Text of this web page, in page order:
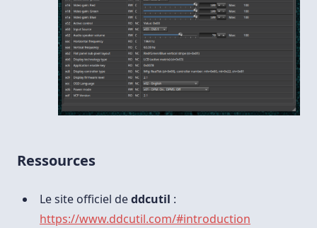
Ressources
Le site officiel deddcutil :
https://www.ddcutil.com/#introduction